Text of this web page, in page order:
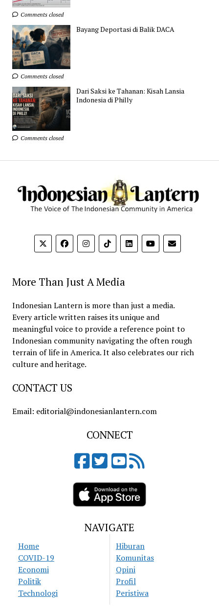
Comments closed
Bayang Deportasi di Balik DACA
Comments closed
Dari Saksi ke Tahanan: Kisah Lansia
Indonesia di Philly
Comments closed
More Than Just A Media
Indonesian Lantern is more than just a media.
Every article written raises its unique and
meaningful voice to provide a reference point to
Indonesian community navigating the often rough
terrain of life in America. It also celebrates our rich
culture and heritage.
CONTACT US
Email: editorial@indonesianlantern.com
CONNECT
NAVIGATE
Home
COVID-19
Economi
Politik
Technologi
Hiburan
Komunitas
Opini
Profil
Peristiwa